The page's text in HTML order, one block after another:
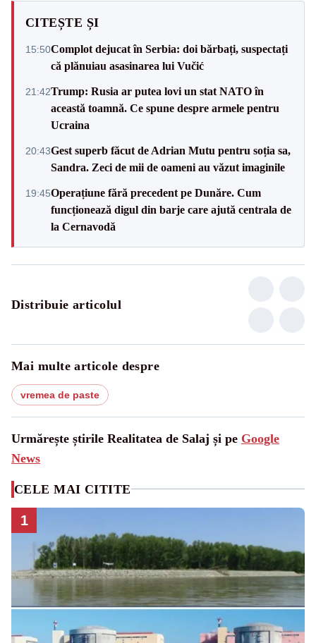
CITEȘTE ȘI
15:50Complot dejucat în Serbia: doi bărbați, suspectați
că plănuiau asasinarea lui Vučić
21:42Trump: Rusia ar putea lovi un stat NATO în
această toamnă. Ce spune despre armele pentru
Ucraina
20:43Gest superb făcut de Adrian Mutu pentru soția sa,
Sandra. Zeci de mii de oameni au văzut imaginile
19:45Operațiune fără precedent pe Dunăre. Cum
funcționează digul din barje care ajută centrala de
la Cernavodă
Distribuie articolul
Mai multe articole despre
vremea de paste
Urmărește știrile Realitatea de Salaj și pe Google
News
CELE MAI CITITE
1